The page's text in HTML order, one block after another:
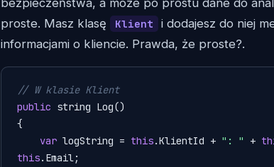
bezpieczeństwa, a może po prostu dane do
proste. Masz klasę
Klient i dodajesz do niej
informacjami o kliencie. Prawda, że proste?.
// W klasie Klient
public string Log()
{
var logString = this.KlientId + ": " +
this.Email;